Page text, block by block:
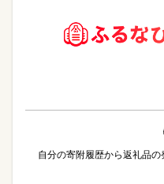
自分の寄附履歴から返礼品の